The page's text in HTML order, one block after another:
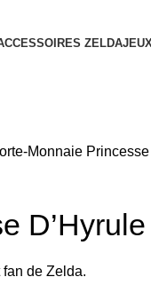
ZELDA
Monnaie Princesse
D’Hyrule
de Zelda.